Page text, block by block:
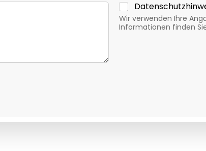
Wir verwenden Ihre
Informationen finden